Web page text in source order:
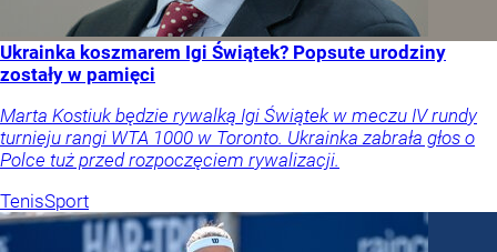
Ukrainka koszmarem Igi Świątek? Popsute urodziny
zostały w pamięci
Marta Kostiuk będzie rywalką Igi Świątek w meczu IV rundy
turnieju rangi WTA 1000 w Toronto. Ukrainka zabrała głos o
Polce tuż przed rozpoczęciem rywalizacji.
TenisSport